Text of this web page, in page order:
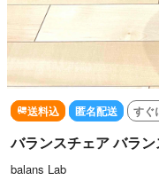
送料込 匿名配送 すぐ
バランスチェア バラ
balans Lab